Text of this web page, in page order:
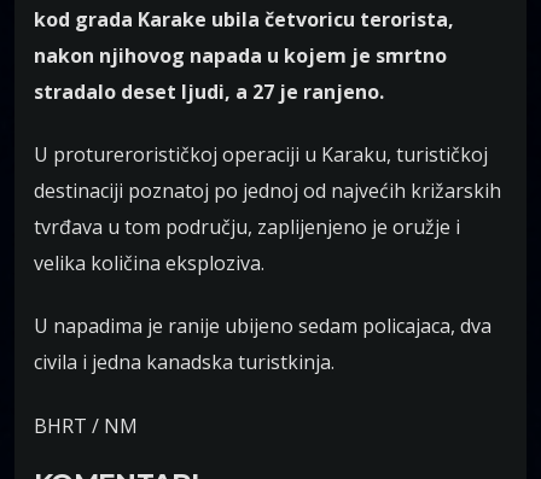
kod grada Karake ubila četvoricu terorista,
nakon njihovog napada u kojem je smrtno
stradalo deset ljudi, a 27 je ranjeno.
U proturerorističkoj operaciji u Karaku, turističkoj
destinaciji poznatoj po jednoj od najvećih križarskih
tvrđava u tom području, zaplijenjeno je oružje i
velika količina eksploziva.
U napadima je ranije ubijeno sedam policajaca, dva
civila i jedna kanadska turistkinja.
BHRT / NM